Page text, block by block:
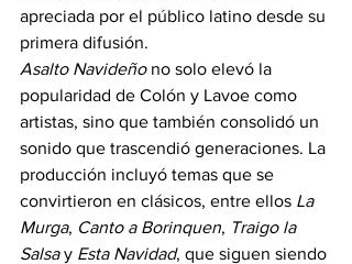
apreciada por el público latino desde su
primera difusión.
Asalto Navideño no solo elevó la
popularidad de Colón y Lavoe como
artistas, sino que también consolidó un
sonido que trascendió generaciones. La
producción incluyó temas que se
convirtieron en clásicos, entre ellos La
Murga, Canto a Borinquen, Traigo la
Salsa y Esta Navidad, que siguen siendo